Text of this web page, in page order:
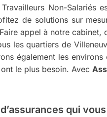
Non-Salariés
de solutions sur
appel à notre cabinet,
les quartiers de
également les
le plus besoin. Avec
qui